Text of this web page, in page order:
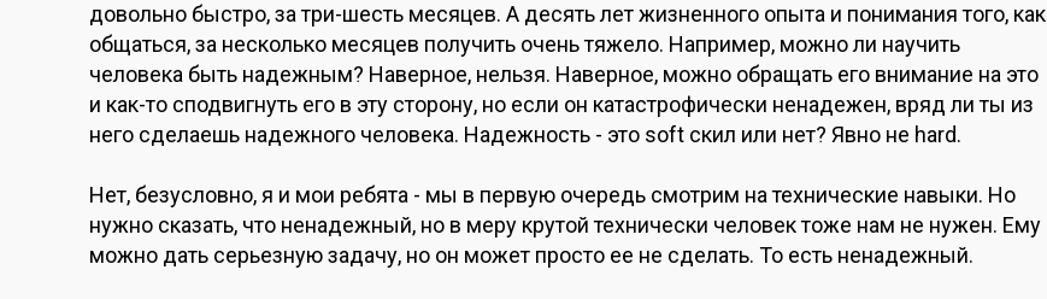
довольно быстро, за три-шесть месяцев. А десять лет жизненного опыта и понимания того, как
общаться, за несколько месяцев получить очень тяжело. Например, можно ли научить
человека быть надежным? Наверное, нельзя. Наверное, можно обращать его внимание на это
и как-то сподвигнуть его в эту сторону, но если он катастрофически ненадежен, вряд ли ты из
него сделаешь надежного человека. Надежность - это soft скил или нет? Явно не hard.
Нет, безусловно, я и мои ребята - мы в первую очередь смотрим на технические навыки. Но
нужно сказать, что ненадежный, но в меру крутой технически человек тоже нам не нужен. Ему
можно дать серьезную задачу, но он может просто ее не сделать. То есть ненадежный.